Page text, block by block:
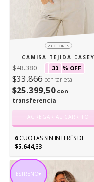
2 COLORES
CAMISA TEJIDA CASEY
$48.380 30 % OFF
$33.866 con tarjeta
$25.399,50 con
transferencia
AGREGAR AL CARRITO
6 CUOTAS SIN INTERÉS DE
$5.644,33
ESTRENO♥